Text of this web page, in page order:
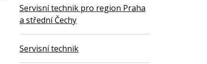
Servisní technik pro region Praha
a střední Čechy
Servisní technik